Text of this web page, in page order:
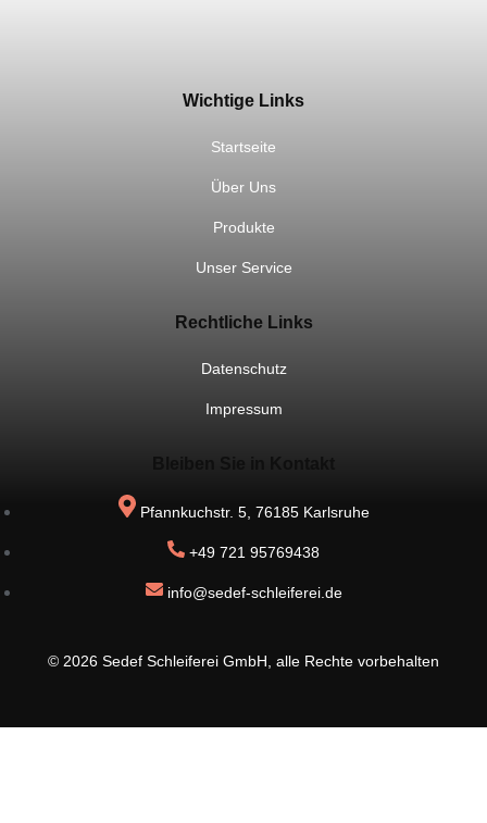
Wichtige Links
Startseite
Über Uns
Produkte
Unser Service
Rechtliche Links
Datenschutz
Impressum
Pfannkuchstr. 5, 76185 Karlsruhe
+49 721 95769438
info@sedef-schleiferei.de
© 2026 Sedef Schleiferei GmbH, alle Rechte vorbehalten